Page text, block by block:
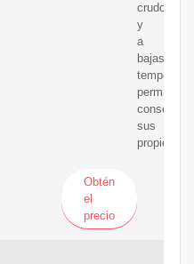
crudo
y
a
bajas
permite
conservar
sus
Obtén
el
precio